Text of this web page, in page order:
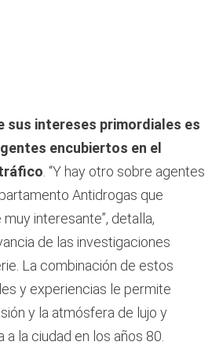
sus intereses primordiales es
encubiertos en el
. “Y hay otro sobre agentes
Antidrogas que
interesante”, detalla,
de las investigaciones
La combinación de estos
y experiencias le permite
y la atmósfera de lujo y
a la ciudad en los años 80.